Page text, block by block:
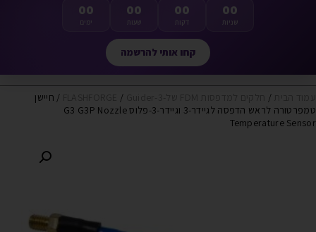
00
ימים
00
שעות
00
דקות
00
שניות
קחו אותי להרשמה
/
/
/ חיישן
טמפרטורה לראש הדפסה לגיידר-3 וגיידר-3-פלוס G3 G3P Nozzle
Temperature Sensor